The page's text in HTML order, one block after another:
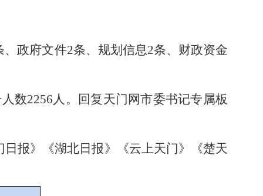
、政府文件2条、规划信息2条、财政资金
数2256人。回复天门网市委书记专属板
日报》《湖北日报》《云上天门》《楚天